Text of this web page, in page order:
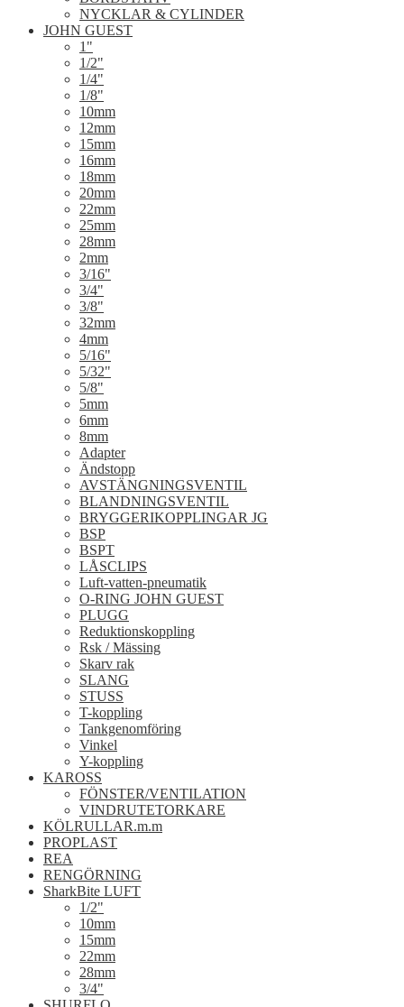
NYCKLAR & CYLINDER
JOHN GUEST
1"
1/2"
1/4"
1/8"
10mm
12mm
15mm
16mm
18mm
20mm
22mm
25mm
28mm
2mm
3/16"
3/4"
3/8"
32mm
4mm
5/16"
5/32"
5/8"
5mm
6mm
8mm
Adapter
Ändstopp
AVSTÄNGNINGSVENTIL
BLANDNINGSVENTIL
BRYGGERIKOPPLINGAR JG
BSP
BSPT
LÅSCLIPS
Luft-vatten-pneumatik
O-RING JOHN GUEST
PLUGG
Reduktionskoppling
Rsk / Mässing
Skarv rak
SLANG
STUSS
T-koppling
Tankgenomföring
Vinkel
Y-koppling
KAROSS
FÖNSTER/VENTILATION
VINDRUTETORKARE
KÖLRULLAR.m.m
PROPLAST
REA
RENGÖRNING
SharkBite LUFT
1/2"
10mm
15mm
22mm
28mm
3/4"